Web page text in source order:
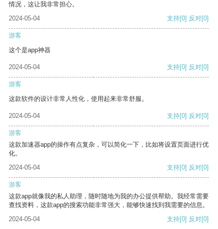
情况，这让我非常担心。
2024-05-04
支持[0] 反对[0]
游客
这个是app神器
2024-05-04 支持[0] 反对[0]
游客
这款软件的设计非常人性化，使用起来非常舒服。
2024-05-04 支持[0] 反对[0]
游客
这款加速器app的操作有点复杂，可以简化一下，比如将设置页面进行优
化。
2024-05-04
支持[0] 反对[0]
游客
这款app就像我的私人助理，随时随地为我的办公提供帮助。我经常需要
查找资料，这款app的搜索功能非常强大，能够快速找到我需要的信息。
2024-05-04
支持[0] 反对[0]